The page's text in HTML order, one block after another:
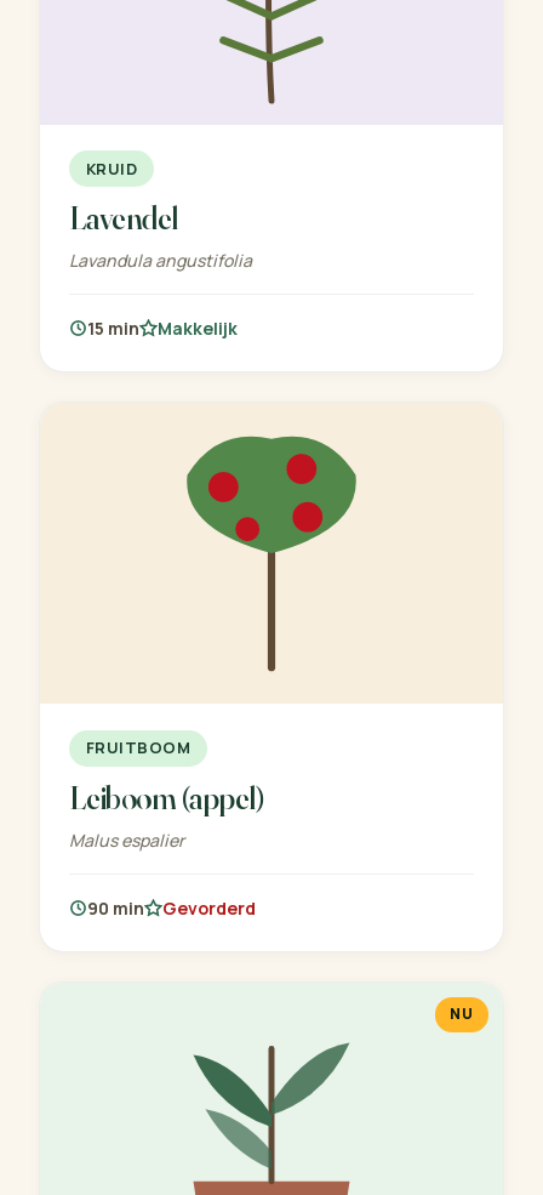
KRUID
Lavendel
Lavandula angustifolia
15 min Makkelijk
FRUITBOOM
Leiboom (appel)
Malus espalier
90 min Gevorderd
NU